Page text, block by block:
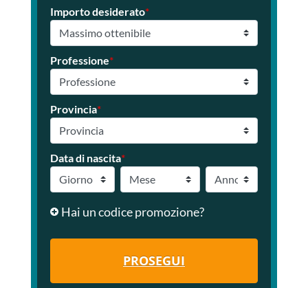
Importo desiderato*
Professione*
Provincia*
Data di nascita*
Hai un codice promozione?
PROSEGUI